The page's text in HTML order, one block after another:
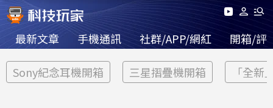
最新文章 手機通訊 社群/APP/網紅 開箱/評
Sony紀念耳機開箱 三星摺疊機開箱 「全新